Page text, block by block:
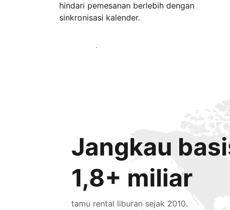
hindari pemesanan berlebih dengan
sinkronisasi kalender.
Mulai sekarang
Jangkau
1,8+ miliar
tamu rental liburan sejak 2010.